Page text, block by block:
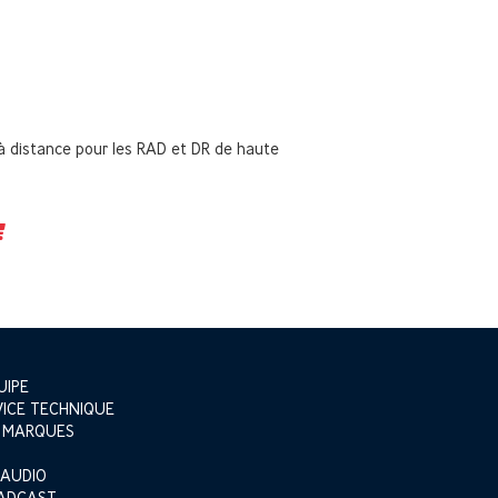
à distance pour les RAD et DR de haute
TECHNIQUE